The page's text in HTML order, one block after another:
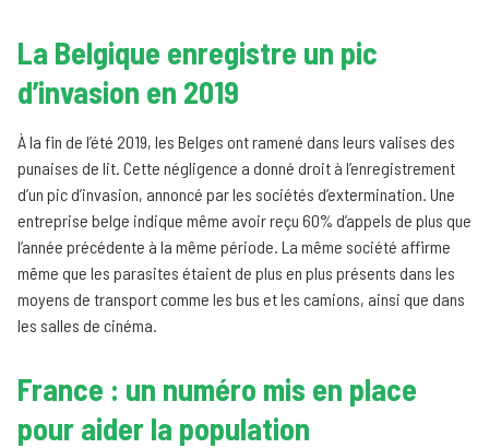
La Belgique enregistre un pic
d’invasion en 2019
À la fin de l’été 2019, les Belges ont ramené dans leurs valises des
punaises de lit. Cette négligence a donné droit à l’enregistrement
d’un pic d’invasion, annoncé par les sociétés d’extermination. Une
entreprise belge indique même avoir reçu 60% d’appels de plus que
l’année précédente à la même période. La même société affirme
même que les parasites étaient de plus en plus présents dans les
moyens de transport comme les bus et les camions, ainsi que dans
les salles de cinéma.
France : un numéro mis en place
pour aider la population